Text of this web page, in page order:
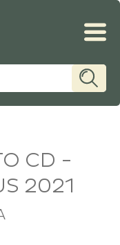
CD -
2021